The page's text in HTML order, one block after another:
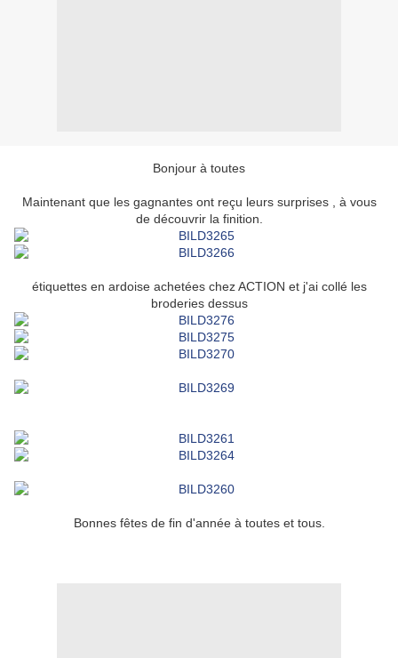
Bonjour à toutes
Maintenant que les gagnantes ont reçu leurs surprises , à vous
de découvrir la finition.
étiquettes en ardoise achetées chez ACTION et j'ai collé les
broderies dessus
Bonnes fêtes de fin d'année à toutes et tous.